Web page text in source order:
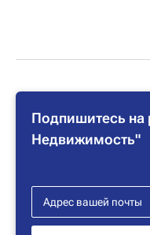
Подпишитесь
Недвижимость"